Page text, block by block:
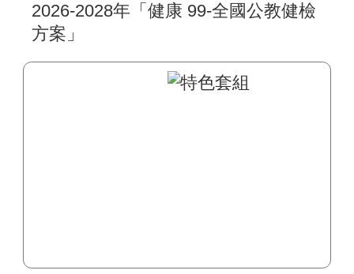
2026-2028年「健康 99-全國公教健檢
方案」